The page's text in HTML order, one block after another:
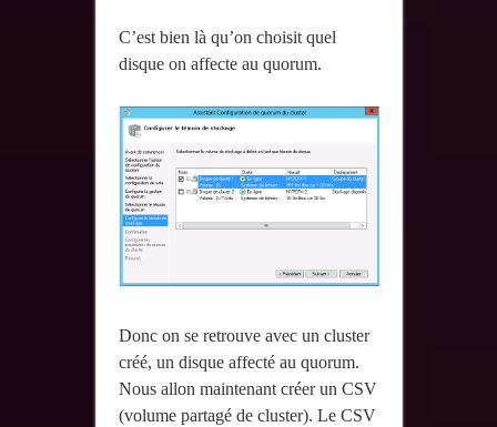
C’est bien là qu’on choisit quel
disque on affecte au quorum.
Donc on se retrouve avec un cluster
créé, un disque affecté au quorum.
Nous allon maintenant créer un CSV
(volume partagé de cluster). Le CSV